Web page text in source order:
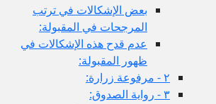
بعض الإشكالات في ترتب
المرجحات في المقبولة:
عدم قدح هذه الإشكالات في
ظهور المقبولة: